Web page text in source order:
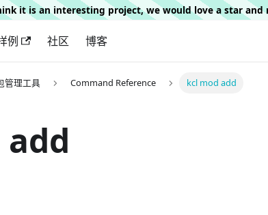
it is an interesting project, we would love a star
例 社区 博客
管理工具 Command Reference kcl mod add